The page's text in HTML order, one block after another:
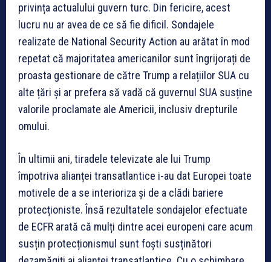
privința actualului guvern turc. Din fericire, acest
lucru nu ar avea de ce să fie dificil. Sondajele
realizate de National Security Action au arătat în mod
repetat că majoritatea americanilor sunt îngrijorați de
proasta gestionare de către Trump a relațiilor SUA cu
alte țări și ar prefera să vadă că guvernul SUA susține
valorile proclamate ale Americii, inclusiv drepturile
omului.
În ultimii ani, tiradele televizate ale lui Trump
împotriva alianței transatlantice i-au dat Europei toate
motivele de a se interioriza și de a clădi bariere
protecționiste. Însă rezultatele sondajelor efectuate
de ECFR arată că mulți dintre acei europeni care acum
susțin protecționismul sunt foști susținători